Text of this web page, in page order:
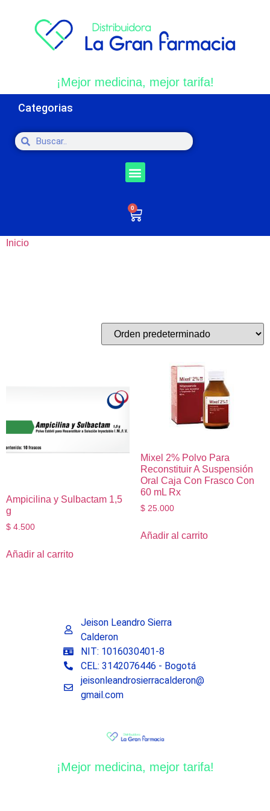
¡Mejor medicina, mejor tarifa!
Categorias
0
Inicio
Ampicilina y Sulbactam 1,5
g
$ 4.500
Añadir al carrito
Mixel 2% Polvo Para
Reconstituir A Suspensión
Oral Caja Con Frasco Con
60 mL Rx
$25.000
Añadir al carrito
Jeison Leandro Sierra
Calderon
NIT: 1016030401-8
CEL: 3142076446 - Bogotá
jeisonleandrosierracalderon@
gmail.com
¡Mejor medicina, mejor tarifa!